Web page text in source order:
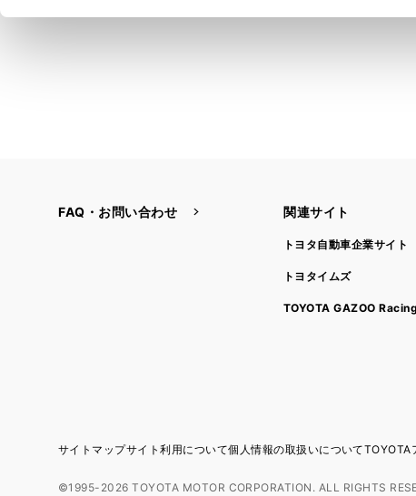
FAQ・お問い合わせ 関連サイト
トヨタ自動車企業サイト
トヨタイムズ
TOYOTA GAZOO Racing
サイトマップサイト利用について個人情報の取扱いについてTOYOTA
©1995-2026 TOYOTA MOTOR CORPORATION. ALL RIGHTS